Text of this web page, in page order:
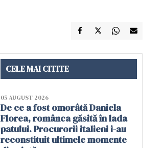
CELE MAI CITITE
05 AUGUST 2026
De ce a fost omorâtă Daniela
Florea, românca găsită în lada
patului. Procurorii italieni i-au
reconstituit ultimele momente